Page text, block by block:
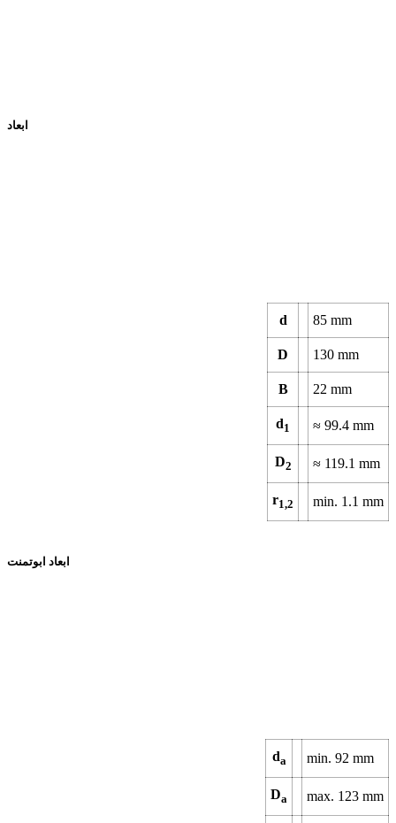
ابعاد
d 85 mm
D 130 mm
B 22 mm
d1 ≈ 99.4 mm
D2 ≈ 119.1 mm
r1,2 min. 1.1 mm
ابعاد ابوتمنت
da min. 92 mm
Da max. 123 mm